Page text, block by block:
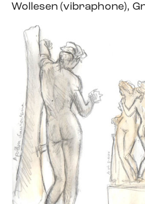
Wollesen (vibraphone),